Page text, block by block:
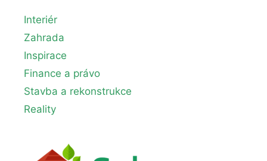
Interiér
Zahrada
Inspirace
Finance a právo
Stavba a rekonstrukce
Reality